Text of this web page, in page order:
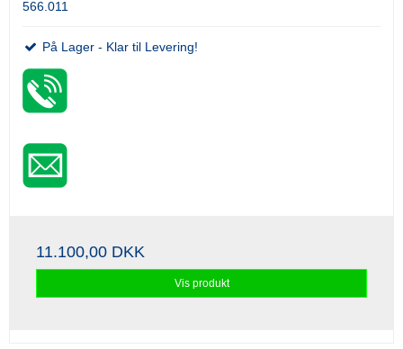
566.011
På Lager - Klar til Levering!
11.100,00 DKK
Vis produkt